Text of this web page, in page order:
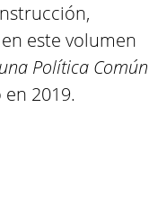
este volumen
Política Común
2019.